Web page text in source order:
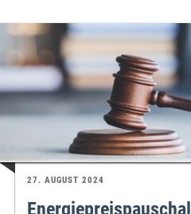
27. AUGUST 2024